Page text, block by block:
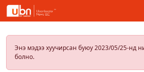
Энэ мэдээ хуучирсан буюу 2023/05/25-нд
болно.